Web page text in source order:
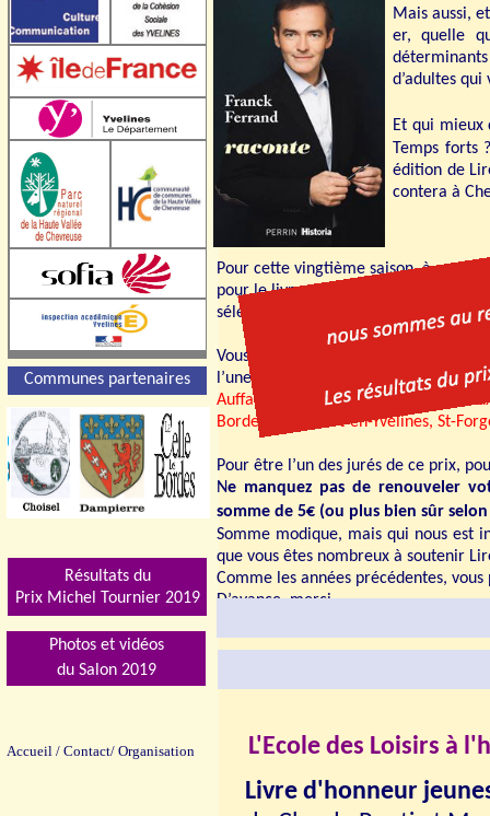
Pour cette vingtième saison, à
pour le livre et la lecture
sélectionnés à votre intention en
Vous pourrez découvrir les titres
l’une de
nos bibliothèques
Auffargis, Bonnelles, Boullay-les-
Bordes, Rochefort-en-Yvelines, St-
Pour être l’un des jurés de ce prix,
Ne manquez pas de renouveler
somme de 5€ (ou plus bien sûr
Somme modique, mais qui nous est
que vous êtes nombreux à soutenir
Comme les années précédentes,
D’avance, merci.
Mais aussi,
er, quelle
d’adultes
Et qui
Temps forts
édition de
contera à
L'Ecole des Loisirs à
Livre d'honneur
Accueil / Contact/ Organisation
Communes partenaires
Photos et vidéos
du Salon 2019
Résultats du
Prix Michel Tournier 2019